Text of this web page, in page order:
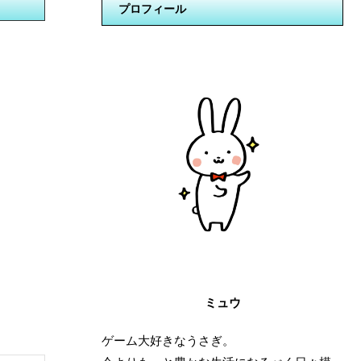
プロフィール
ミュウ
ゲーム大好きなうさぎ。